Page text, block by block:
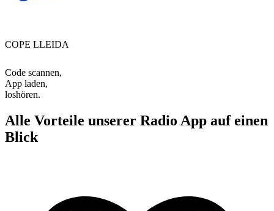
COPE LLEIDA
Code scannen,
App laden,
loshören.
Alle Vorteile unserer Radio App auf einen
Blick